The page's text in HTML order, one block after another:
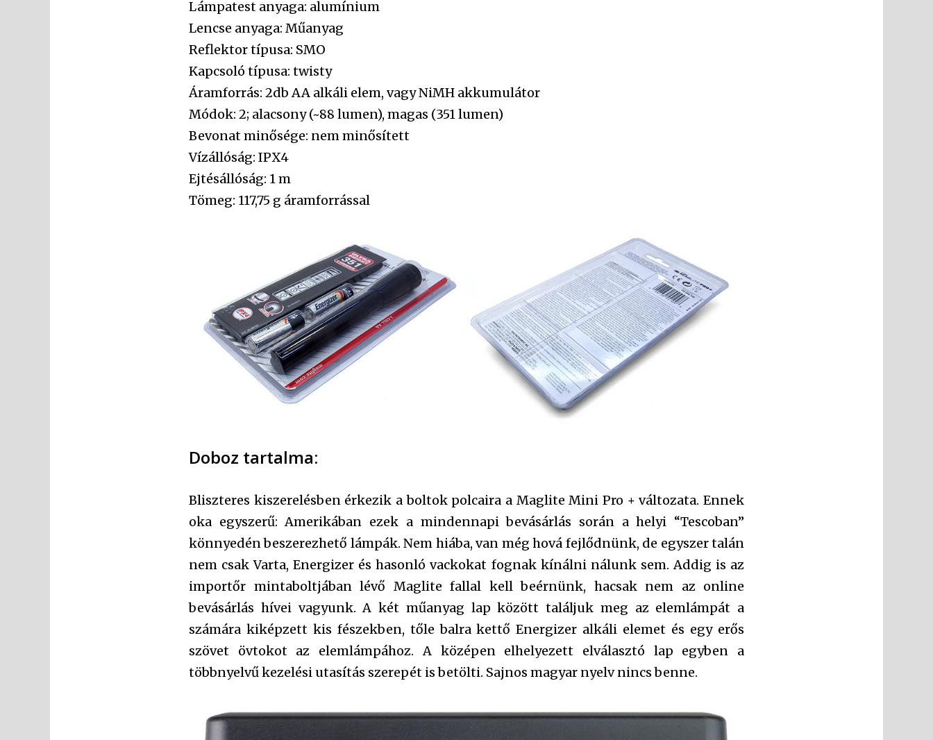
Lámpatest anyaga: alumínium
Lencse anyaga: Műanyag
Reflektor típusa: SMO
Kapcsoló típusa: twisty
Áramforrás: 2db AA alkáli elem, vagy NiMH akkumulátor
Módok: 2; alacsony (~88 lumen), magas (351 lumen)
Bevonat minősége: nem minősített
Vízállóság: IPX4
Ejtésállóság: 1 m
Tömeg: 117,75 g áramforrással
Doboz tartalma:
Bliszteres kiszerelésben érkezik a boltok polcaira a Maglite Mini Pro + változata. Ennek
oka egyszerű: Amerikában ezek a mindennapi bevásárlás során a helyi “Tescoban”
könnyedén beszerezhető lámpák. Nem hiába, van még hová fejlődnünk, de egyszer talán
nem csak Varta, Energizer és hasonló vackokat fognak kínálni nálunk sem. Addig is az
importőr mintaboltjában lévő Maglite fallal kell beérnünk, hacsak nem az online
bevásárlás hívei vagyunk. A két műanyag lap között találjuk meg az elemlámpát a
számára kiképzett kis fészekben, tőle balra kettő Energizer alkáli elemet és egy erős
szövet övtokot az elemlámpához. A középen elhelyezett elválasztó lap egyben a
többnyelvű kezelési utasítás szerepét is betölti. Sajnos magyar nyelv nincs benne.